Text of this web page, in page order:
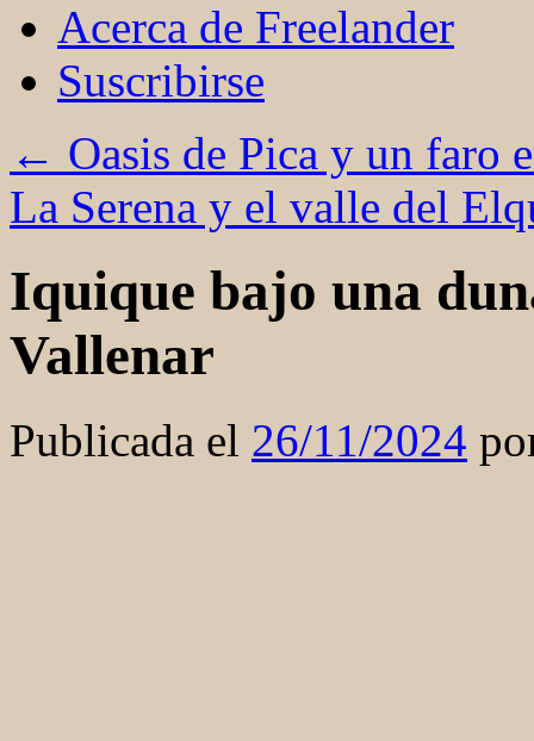
Acerca de Freelander
Suscribirse
← Oasis de Pica y un faro
La Serena y el valle del
Iquique bajo una
Vallenar
Publicada el 26/11/2024